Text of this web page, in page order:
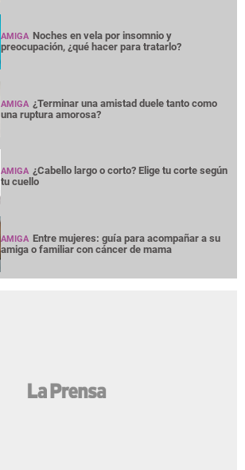
AMIGA Noches en vela por insomnio y
preocupación, ¿qué hacer para tratarlo?
AMIGA ¿Terminar una amistad duele tanto como
una ruptura amorosa?
AMIGA ¿Cabello largo o corto? Elige tu corte según
tu cuello
AMIGA Entre mujeres: guía para acompañar a su
amiga o familiar con cáncer de mama